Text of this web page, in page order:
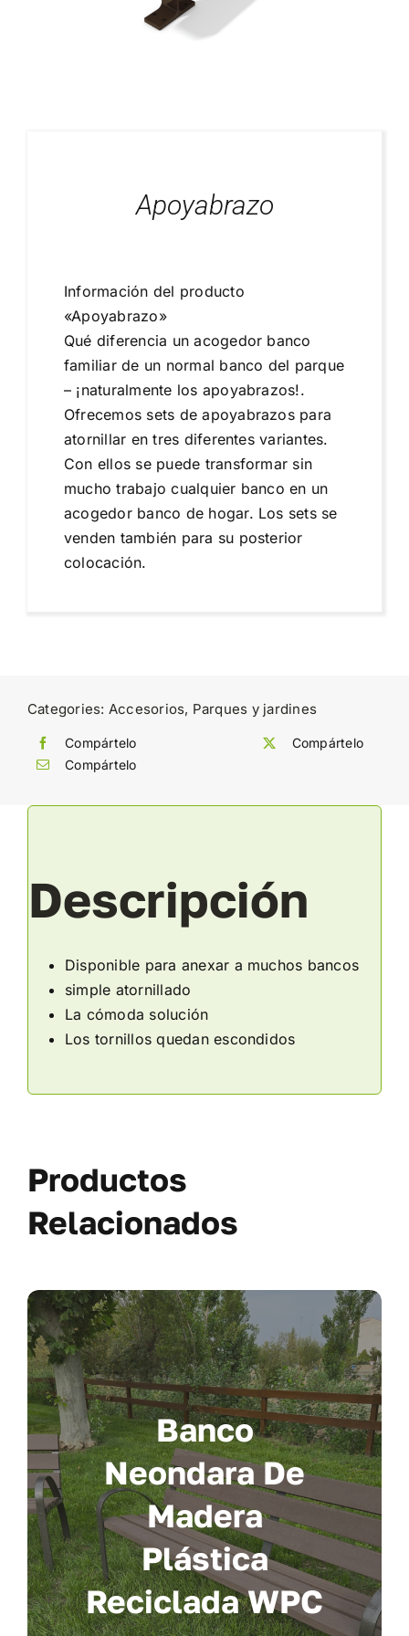
Blog
Apoyabrazo
Información del producto
«Apoyabrazo»
Qué diferencia un acogedor banco
familiar de un normal banco del parque
– ¡naturalmente los apoyabrazos!.
Ofrecemos sets de apoyabrazos para
atornillar en tres diferentes variantes.
Con ellos se puede transformar sin
mucho trabajo cualquier banco en un
acogedor banco de hogar. Los sets se
venden también para su posterior
colocación.
Categories: Accesorios, Parques y jardines
Compártelo
Compártelo
Compártelo
Descripción
Disponible para anexar a muchos bancos
simple atornillado
La cómoda solución
Los tornillos quedan escondidos
Productos
Relacionados
Banco
Neondara De
Madera
Plástica
Reciclada WPC